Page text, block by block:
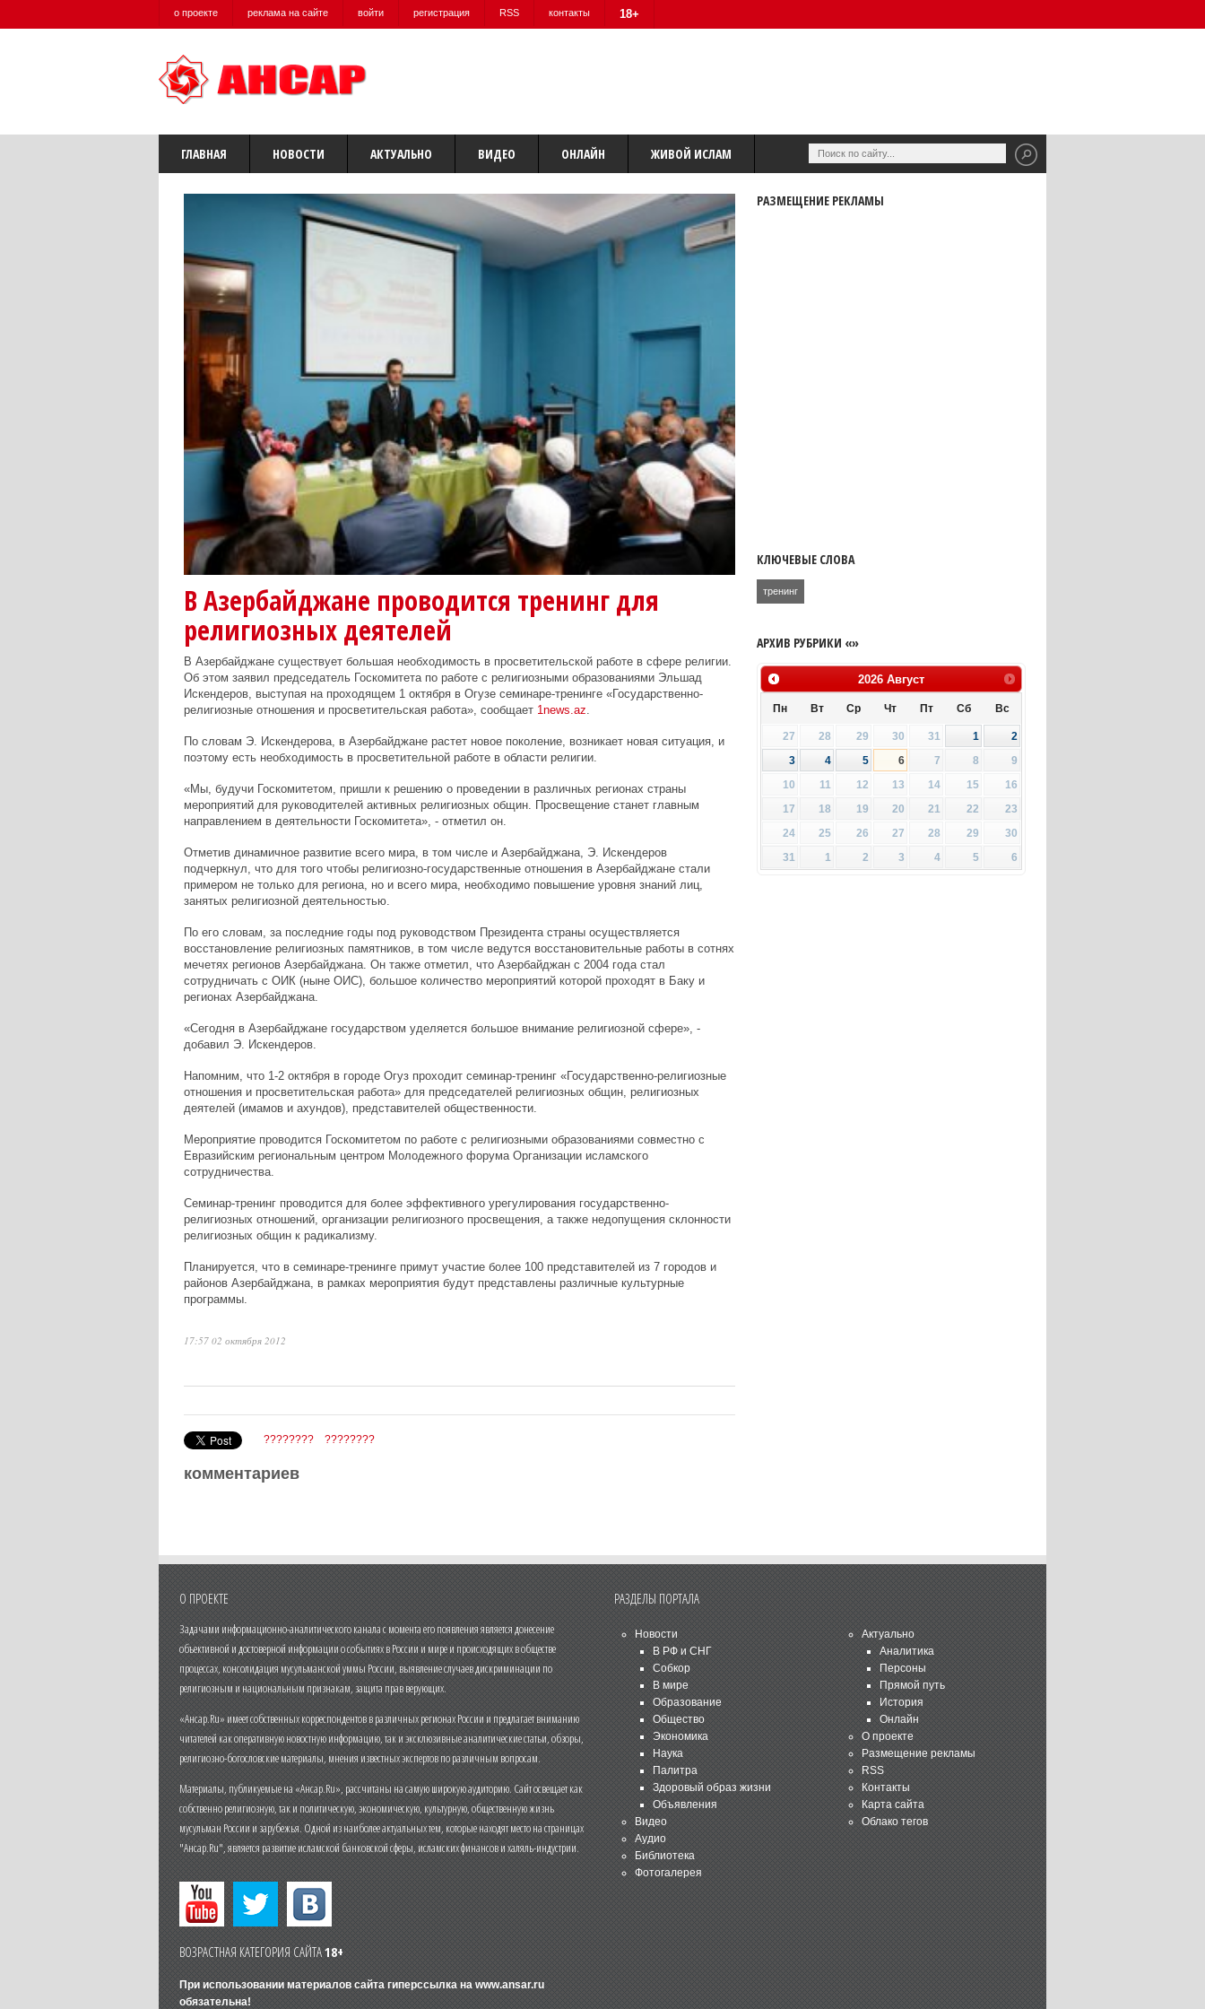
о проекте реклама на сайте войти регистрация RSS контакты 18+
ГЛАВНАЯ НОВОСТИ АКТУАЛЬНО ВИДЕО ОНЛАЙН ЖИВОЙ ИСЛАМ
В Азербайджане проводится тренинг для
религиозных деятелей
В Азербайджане существует большая необходимость в просветительской работе в сфере религии.
Об этом заявил председатель Госкомитета по работе с религиозными образованиями Эльшад
Искендеров, выступая на проходящем 1 октября в Огузе семинаре-тренинге «Государственно-
религиозные отношения и просветительская работа», сообщает 1news.az.
По словам Э. Искендерова, в Азербайджане растет новое поколение, возникает новая ситуация, и
поэтому есть необходимость в просветительной работе в области религии.
«Мы, будучи Госкомитетом, пришли к решению о проведении в различных регионах страны
мероприятий для руководителей активных религиозных общин. Просвещение станет главным
направлением в деятельности Госкомитета», - отметил он.
Отметив динамичное развитие всего мира, в том числе и Азербайджана, Э. Искендеров
подчеркнул, что для того чтобы религиозно-государственные отношения в Азербайджане стали
примером не только для региона, но и всего мира, необходимо повышение уровня знаний лиц,
занятых религиозной деятельностью.
По его словам, за последние годы под руководством Президента страны осуществляется
восстановление религиозных памятников, в том числе ведутся восстановительные работы в сотнях
мечетях регионов Азербайджана. Он также отметил, что Азербайджан с 2004 года стал
сотрудничать с ОИК (ныне ОИС), большое количество мероприятий которой проходят в Баку и
регионах Азербайджана.
«Сегодня в Азербайджане государством уделяется большое внимание религиозной сфере», -
добавил Э. Искендеров.
Напомним, что 1-2 октября в городе Огуз проходит семинар-тренинг «Государственно-религиозные
отношения и просветительская работа» для председателей религиозных общин, религиозных
деятелей (имамов и ахундов), представителей общественности.
Мероприятие проводится Госкомитетом по работе с религиозными образованиями совместно с
Евразийским региональным центром Молодежного форума Организации исламского
сотрудничества.
Семинар-тренинг проводится для более эффективного урегулирования государственно-
религиозных отношений, организации религиозного просвещения, а также недопущения склонности
религиозных общин к радикализму.
Планируется, что в семинаре-тренинге примут участие более 100 представителей из 7 городов и
районов Азербайджана, в рамках мероприятия будут представлены различные культурные
программы.
17:57 02 октября 2012
???????? ????????
комментариев
РАЗМЕЩЕНИЕ РЕКЛАМЫ
КЛЮЧЕВЫЕ СЛОВА
тренинг
АРХИВ РУБРИКИ «»
2026 Август
Пн Вт Ср Чт Пт Сб Вс
27 28 29 30 31 1
2
3
4 5 6 7 8
9
10
11 12 13 14 15
16
17
18 19 20 21 22
23
24
25 26 27 28 29
30
31
1 2 3 4 5 6
О ПРОЕКТЕ
Задачами информационно-аналитического канала с момента его появления является донесение
объективной и достоверной информации о событиях в России и мире и происходящих в обществе
процессах, консолидация мусульманской уммы России, выявление случаев дискриминации по
религиозным и национальным признакам, защита прав верующих.
«Ансар.Ru» имеет собственных корреспондентов в различных регионах России и предлагает вниманию
читателей как оперативную новостную информацию, так и эксклюзивные аналитические статьи, обзоры,
религиозно-богословские материалы, мнения известных экспертов по различным вопросам.
Материалы, публикуемые на «Ансар.Ru», рассчитаны на самую широкую аудиторию. Сайт освещает как
собственно религиозную, так и политическую, экономическую, культурную, общественную жизнь
мусульман России и зарубежья. Одной из наиболее актуальных тем, которые находят место на страницах
"Ансар.Ru", является развитие исламской банковской сферы, исламских финансов и халяль-индустрии.
ВОЗРАСТНАЯ КАТЕГОРИЯ САЙТА18+
При использовании материалов сайта гиперссылка на www.ansar.ru
обязательна!
РАЗДЕЛЫ ПОРТАЛА
Новости
В РФ и СНГ
Собкор
В мире
Образование
Общество
Экономика
Наука
Палитра
Здоровый образ жизни
Объявления
Видео
Аудио
Библиотека
Фотогалерея
Актуально
Аналитика
Персоны
Прямой путь
История
Онлайн
О проекте
Размещение рекламы
RSS
Контакты
Карта сайта
Облако тегов